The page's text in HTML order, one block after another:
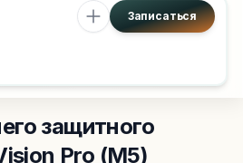
Записаться
защитного
Pro (M5)